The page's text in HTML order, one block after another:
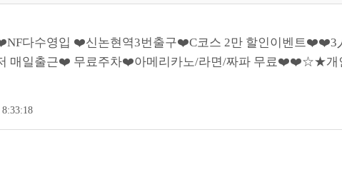
다수영입 ❤️신논현역3번출구❤️C코스 2만 할인이벤트❤️❤️3
매일출근❤️ 무료주차❤️아메리카노/라면/짜파 무료❤️❤️☆★개